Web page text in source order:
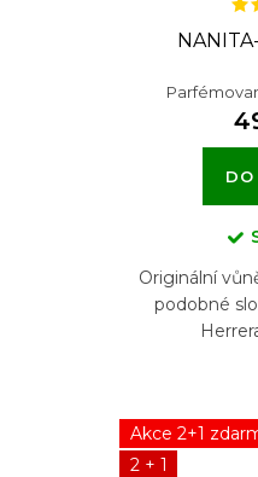
DO
Originální
podobné
Akce 2+1
2 + 1